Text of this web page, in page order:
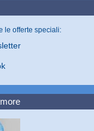
le offerte speciali: